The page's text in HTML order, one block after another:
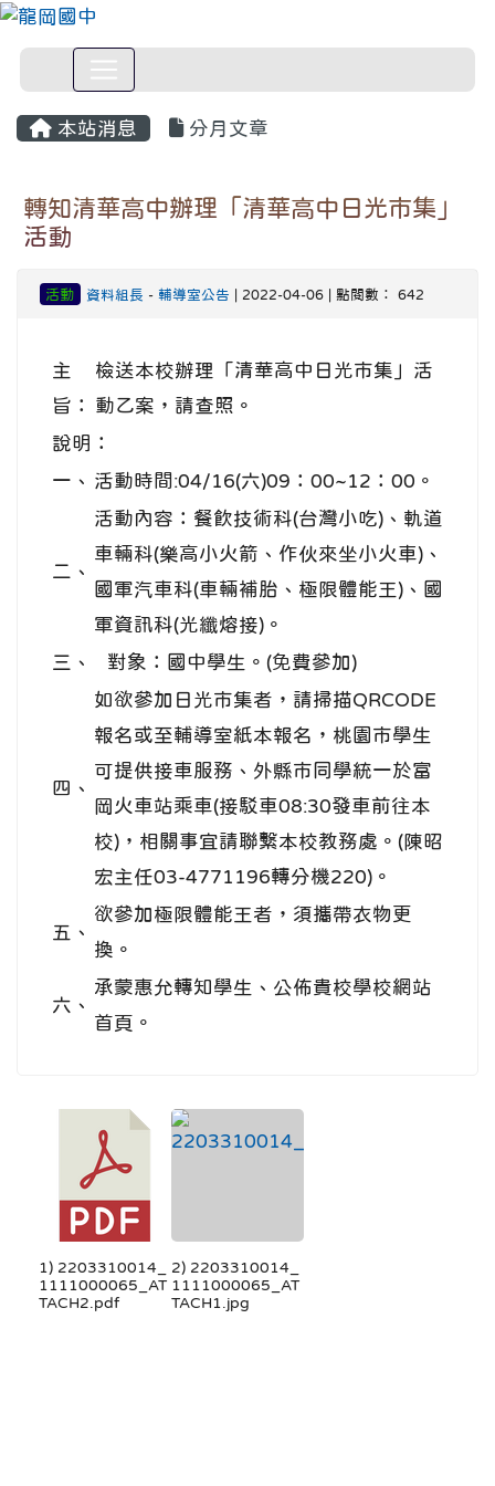
本站消息 分月文章
轉知清華高中辦理「清華高中日光市集」
活動
活動 資料組長 - 輔導室公告 | 2022-04-06 | 點閱數： 642
主
旨：
檢送本校辦理「清華高中日光市集」活
動乙案，請查照。
說明：
一、 活動時間:04/16(六)09：00~12：00。
二、
活動內容：餐飲技術科(台灣小吃)、軌道
車輛科(樂高小火箭、作伙來坐小火車)、
國軍汽車科(車輛補胎、極限體能王)、國
軍資訊科(光纖熔接)。
三、
對象：國中學生。(免費參加)
四、
如欲參加日光市集者，請掃描QRCODE
報名或至輔導室紙本報名，桃園市學生
可提供接車服務、外縣市同學統一於富
岡火車站乘車(接駁車08:30發車前往本
校)，相關事宜請聯繫本校教務處。(陳昭
宏主任03-4771196轉分機220)。
五、
欲參加極限體能王者，須攜帶衣物更
換。
六、
承蒙惠允轉知學生、公佈貴校學校網站
首頁。
1) 2203310014_
1111000065_AT
TACH2.pdf
2) 2203310014_
1111000065_AT
TACH1.jpg